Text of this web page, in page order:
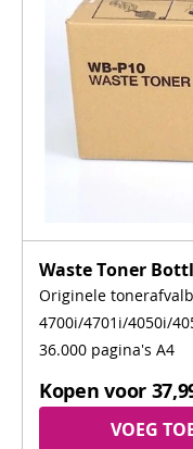
Waste Toner
Originele
4700i/4701i/4050i/
36.000 pagina's A4
Kopen voor
VOEG